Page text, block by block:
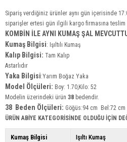
Sipariş verdiğiniz ürünler aynı gün içerisinde
siparişler ertesi gün ilgili kargo firmasına teslim
KOMBİN İLE AYNI KUMAŞ ŞAL
Kumaş Bilgisi: Işıltılı Kumaş
Kalıp Bilgisi: Tam Kalıp
Astarlıdır
Yaka Bilgisi:Yarım Boğaz Yaka
Model Ölçüleri: Boy: 1.70,Kilo: 52
Modelin üzerindeki ürün 38 bedendir.
38 Beden Ölçüleri: Göğüs:94 cm Bel:72 cm
ÜRÜN ABİYE KATEGORİSİNDE OLDUĞU İÇİN
Kumaş Bilgisi Işıltı Kumaş